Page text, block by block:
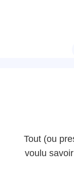
Tout (ou
voulu